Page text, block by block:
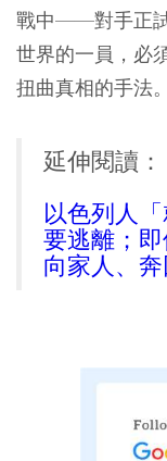
戰中——對手正
世界的一員，必
扭曲真相的手法
延伸閱讀：
以色列人
要逃離；
向家人、奔